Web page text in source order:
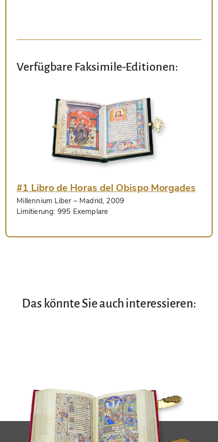
Verfügbare Faksimile-Editionen:
#1 Libro de Horas del Obispo Morgades
Millennium Liber– Madrid, 2009
Limitierung: 995 Exemplare
Das könnte Sie auch interessieren: